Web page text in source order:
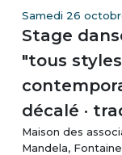
Samedi 26
Stage
"tous
décalé ·
Maison des
Mandela, Fontaine